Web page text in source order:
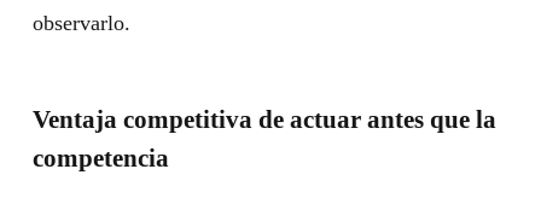
observarlo.
Ventaja competitiva de actuar antes que la
competencia